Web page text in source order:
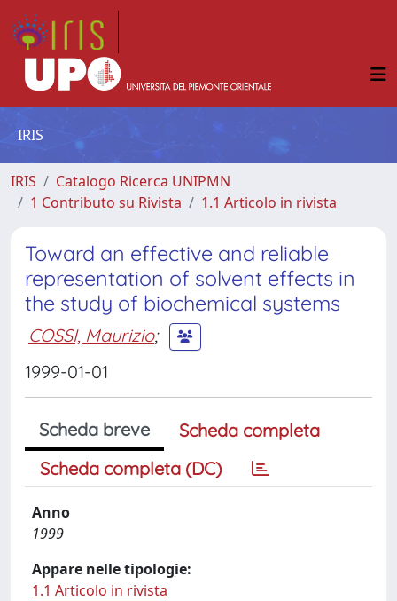
IRIS
IRIS
Catalogo Ricerca UNIPMN
1 Contributo su Rivista
1.1 Articolo in rivista
Toward an effective and reliable
representation of solvent effects in
the study of biochemical systems
COSSI, Maurizio;
1999-01-01
Scheda breve
Scheda completa
Scheda completa (DC)
Anno
1999
Appare nelle tipologie:
1.1 Articolo in rivista